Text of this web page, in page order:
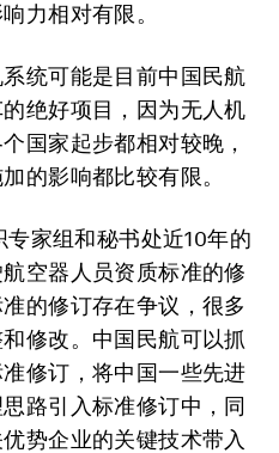
力相对有限。
统可能是目前中国民航
绝好项目，因为无人机
国家起步都相对较晚，
的影响都比较有限。
家组和秘书处近10年的
空器人员资质标准的修
的修订存在争议，很多
修改。中国民航可以抓
修订，将中国一些先进
路引入标准修订中，同
势企业的关键技术带入